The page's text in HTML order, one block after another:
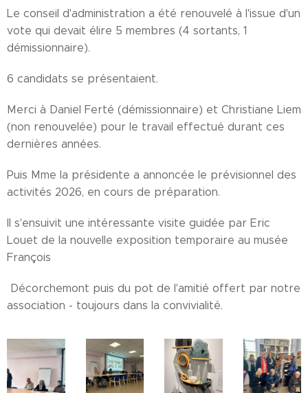
Le conseil d'administration a été renouvelé à l'issue d'un
vote qui devait élire 5 membres (4 sortants, 1
démissionnaire).
6 candidats se présentaient.
Merci à Daniel Ferté (démissionnaire) et Christiane Liem
(non renouvelée) pour le travail effectué durant ces
dernières années.
Puis Mme la présidente a annoncée le prévisionnel des
activités 2026, en cours de préparation.
Il s'ensuivit une intéressante visite guidée par Eric
Louet de la nouvelle exposition temporaire au musée
François
Décorchemont puis du pot de l'amitié offert par notre
association - toujours dans la convivialité.